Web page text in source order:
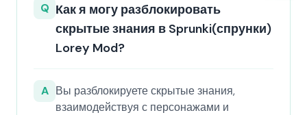
Q Как я могу разблокировать
скрытые знания в Sprunki(спрунки)
Lorey Mod?
A Вы разблокируете скрытые знания,
взаимодействуя с персонажами и